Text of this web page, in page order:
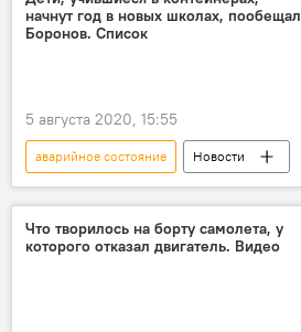
начнут год в новых школах, пообещал
Боронов. Список
5 августа 2020, 15:55
аварийное состояние
Новости
Общество
Кыргызстан
Кубатбек Боронов
школа
срок
Что творилось на борту самолета, у
которого отказал двигатель. Видео